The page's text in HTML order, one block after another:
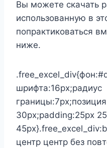
Вы можете скачать
использованную в
попрактиковаться
ниже.
шрифта:16px;радиус
30px;padding:25px
центр центр без